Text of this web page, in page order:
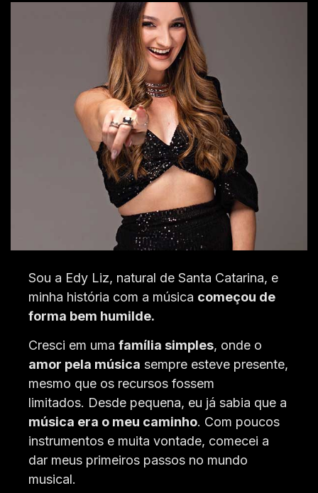
Sou a Edy Liz, natural de Santa Catarina, e
minha história com a música começou de
forma bem humilde.
Cresci em uma família simples, onde o
amor pela música sempre esteve presente,
mesmo que os recursos fossem
limitados. Desde pequena, eu já sabia que a
música era o meu caminho. Com poucos
instrumentos e muita vontade, comecei a
dar meus primeiros passos no mundo
musical.